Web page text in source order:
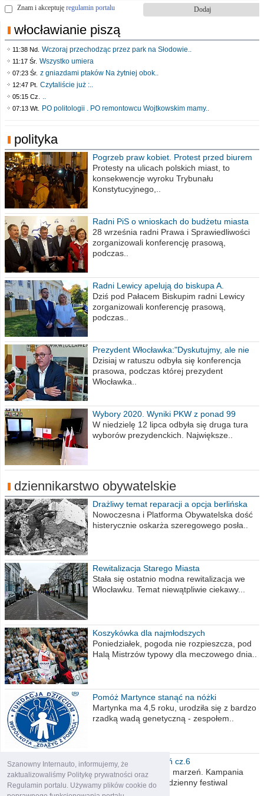
Szanowny Internauto, informujemy, że
zaktualizowaliśmy Politykę prywatności oraz
Regulamin portalu. Używamy plików cookie do
Znam i akceptuję regulamin portalu
włocławianie piszą
11:38 Nd. Wczoraj przechodząc przez park na Słodowie..
11:17 Śr. Wszystko umiera
07:23 Śr. z gniazdami ptaków Na żytniej obok..
12:47 Pt. Czytaliście już :..
05:15 Cz. ..
07:13 Wt. PO politologii . PO remontowcu Wojtkowskim mamy..
polityka
Pogrzeb praw kobiet. Protest przed biurem
poselskim PiS
Protesty na ulicach polskich miast, to
konsekwencje wyroku Trybunału
Konstytucyjnego,..
Radni PiS o wnioskach do budżetu miasta
na 2021 rok
28 września radni Prawa i Sprawiedliwości
zorganizowali konferencję prasową,
podczas..
Radni Lewicy apelują do biskupa A.
Wiesława Meringa
Dziś pod Pałacem Biskupim radni Lewicy
zorganizowali konferencję prasową,
podczas..
Prezydent Włocławka:"Dyskutujmy, ale nie
obrażajmy się”
Dzisiaj w ratuszu odbyła się konferencja
prasowa, podczas której prezydent
Włocławka..
Wybory 2020. Wyniki PKW z ponad 99
procent obwodów
W niedzielę 12 lipca odbyła się druga tura
wyborów prezydenckich. Największe..
dziennikarstwo obywatelskie
Drażliwy temat reparacji a opcja berlińska
Nowoczesna i Platforma Obywatelska dość
histerycznie oskarża szeregowego posła..
Rewitalizacja Starego Miasta
Stała się ostatnio modna rewitalizacja we
Włocławku. Temat niewątpliwie ciekawy...
Koszykówka dla najmłodszych
Poniedziałek, pogoda nie rozpieszcza, pod
Halą Mistrzów typowy dla meczowego dnia..
Pomóż Martynce stanąć na nóżki
Martynka ma 4,5 roku, urodziła się z bardzo
rzadką wadą genetyczną - zespołem..
Polska moich marzeń cz.6
Nadszedł kres moich marzeń. Kampania
wyborcza czyli niecodzienny festiwal
obietnic,..